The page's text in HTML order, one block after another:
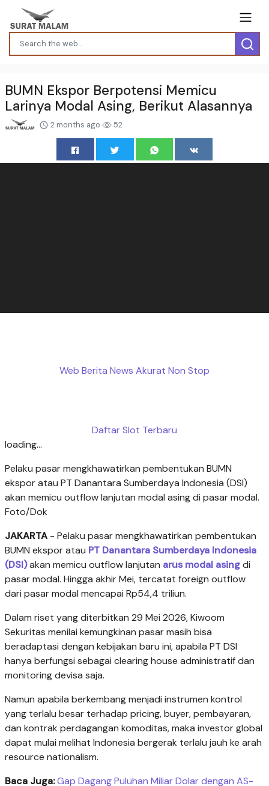
BUMN Ekspor Berpotensi Memicu
Larinya Modal Asing, Berikut Alasannya
2 months ago 52
Web Berita News Akurat Non Stop
Daftar Slot Terbaru
loading...
Pelaku pasar mengkhawatirkan pembentukan BUMN
ekspor atau PT Danantara Sumberdaya Indonesia (DSI)
akan memicu outflow lanjutan modal asing di pasar modal.
Foto/Dok
JAKARTA - Pelaku pasar mengkhawatirkan pembentukan
BUMN ekspor atau PT Danantara Sumberdaya Indonesia
(DSI)akan memicu outflow lanjutan arus modal asingdi
pasar modal. Hingga akhir Mei, tercatat foreign outflow
dari pasar modal mencapai Rp54,4 triliun.
Dalam riset yang diterbitkan 29 Mei 2026, Kiwoom
Sekuritas menilai kemungkinan pasar masih bisa
beradaptasi dengan kebijakan baru ini, apabila PT DSI
hanya berfungsi sebagai clearing house administratif dan
monitoring devisa saja.
Namun apabila berkembang menjadi instrumen kontrol
yang terlalu besar terhadap pricing, buyer, pembayaran,
dan kontrak perdagangan komoditas, maka investor global
dapat mulai melihat Indonesia bergerak terlalu jauh ke arah
resource nationalism.
Baca Juga:Gap Dagang Puluhan Miliar Dolar dengan AS-